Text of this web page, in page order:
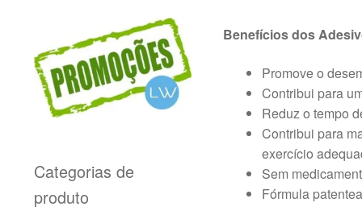
Benefícios dos
Promove o
Contribui para
Reduz o tempo
Contribui para
exercício
Sem
Fórmula
Categorias de
produto